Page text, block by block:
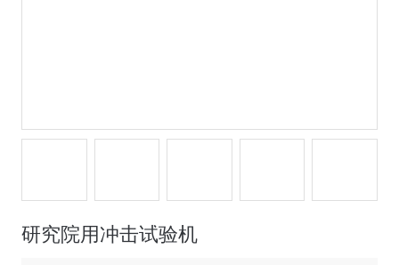
研究院用冲击试验机